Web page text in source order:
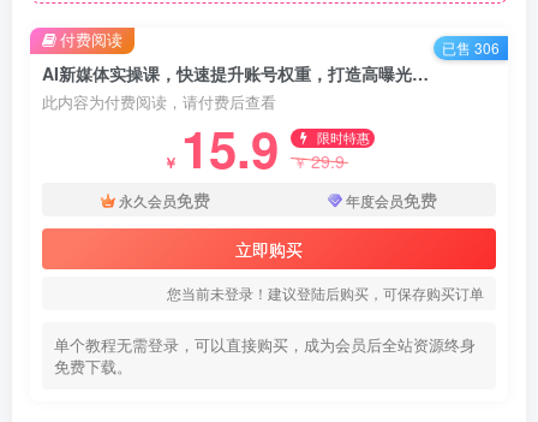
AI新媒体实操课，快速提升账号权重，打造高曝光主页与爆款内容
此内容为付费阅读，请付费后查看
￥ 15.9 限时特惠
￥29.9
永久会员免费 年度会员免费
立即购买
您当前未登录！建议登陆后购买，可保存购买订单
单个教程无需登录，可以直接购买，成为会员后全站资源终身
免费下载。
付费阅读 已售 306